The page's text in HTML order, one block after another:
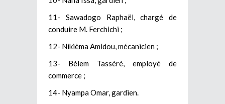
11- Sawadogo Raphaël, chargé de
conduire M. Ferchichi ;
12- Nikièma Amidou, mécanicien ;
13- Bélem Tasséré, employé de
commerce ;
14- Nyampa Omar, gardien.